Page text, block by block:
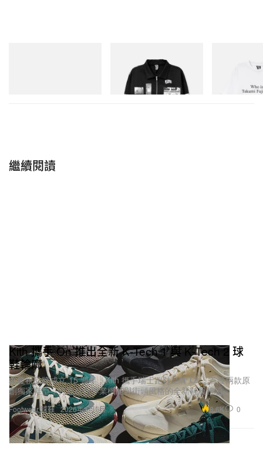
Billionaire Boys Club X Initial
D Cotton Jacket
立即購入
Billionaire
D Cotton T-
Footwear 球鞋
鞋輪廓
為慶祝品牌成立 15 週年，Kith 攜手瑞士跑鞋品牌 On，首發兩款原
創獨家鞋型，打造結合專業機能與街頭風格的全新鞋履體驗。
2026年3月5日 8.6K